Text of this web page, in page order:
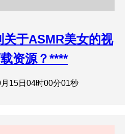
关于ASMR美女的视
资源？****
15日04时00分01秒